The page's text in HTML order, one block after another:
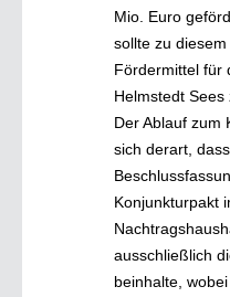
Mio. Euro
sollte zu diesem
Fördermittel für
Helmstedt Sees
Der Ablauf zum
sich derart,
Konjunkturpakt
ausschließlich
beinhalte,